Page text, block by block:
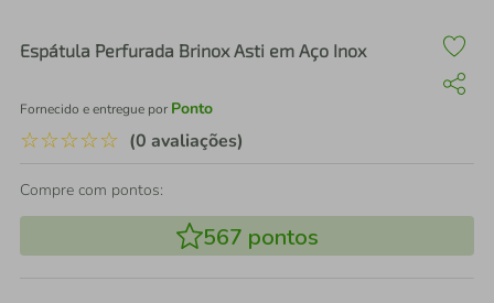
Espátula Perfurada Brinox Asti em Aço Inox
Fornecido e entregue por Ponto
☆☆☆☆☆ (0 avaliações)
Compre com pontos:
567 pontos